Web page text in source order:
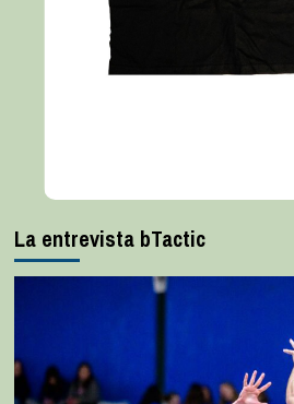
La entrevista bTactic